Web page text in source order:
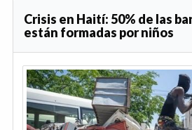
Crisis en Haití: 50% de las
están formadas por niños